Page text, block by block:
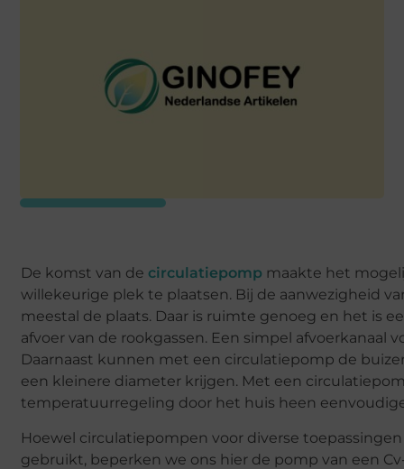
De komst van decirculatiepomp maakte het
willekeurige plek te plaatsen. Bij de aanwezigheid
meestal de plaats. Daar is ruimte genoeg en het is
afvoer van de rookgassen. Een simpel afvoerkanaal
Daarnaast kunnen met een circulatiepomp de
een kleinere diameter krijgen. Met een
temperatuurregeling door het huis heen
Hoewel circulatiepompen voor diverse
gebruikt, beperken we ons hier de pomp van een